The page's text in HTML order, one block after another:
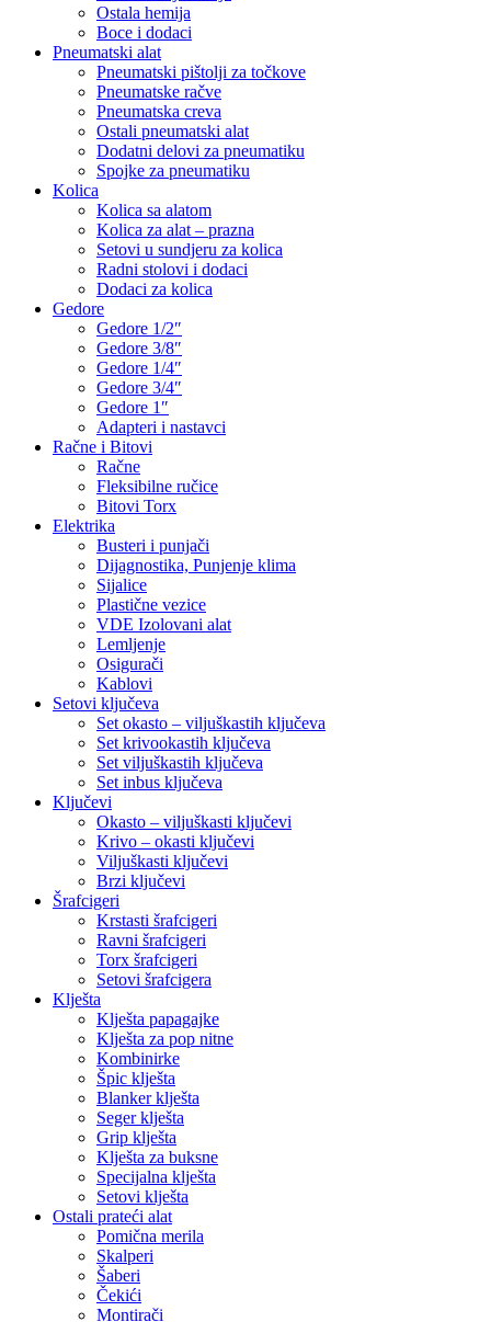
Ostala hemija
Boce i dodaci
Pneumatski alat
Pneumatski pištolji za točkove
Pneumatske račve
Pneumatska creva
Ostali pneumatski alat
Dodatni delovi za pneumatiku
Spojke za pneumatiku
Kolica
Kolica sa alatom
Kolica za alat – prazna
Setovi u sundjeru za kolica
Radni stolovi i dodaci
Dodaci za kolica
Gedore
Gedore 1/2″
Gedore 3/8″
Gedore 1/4″
Gedore 3/4″
Gedore 1″
Adapteri i nastavci
Račne i Bitovi
Račne
Fleksibilne ručice
Bitovi Torx
Elektrika
Busteri i punjači
Dijagnostika, Punjenje klima
Sijalice
Plastične vezice
VDE Izolovani alat
Lemljenje
Osigurači
Kablovi
Setovi ključeva
Set okasto – viljuškastih ključeva
Set krivookastih ključeva
Set viljuškastih ključeva
Set inbus ključeva
Ključevi
Okasto – viljuškasti ključevi
Krivo – okasti ključevi
Viljuškasti ključevi
Brzi ključevi
Šrafcigeri
Krstasti šrafcigeri
Ravni šrafcigeri
Torx šrafcigeri
Setovi šrafcigera
Klješta
Klješta papagajke
Klješta za pop nitne
Kombinirke
Špic klješta
Blanker klješta
Seger klješta
Grip klješta
Klješta za buksne
Specijalna klješta
Setovi klješta
Ostali prateći alat
Pomična merila
Skalperi
Šaberi
Čekići
Montirači